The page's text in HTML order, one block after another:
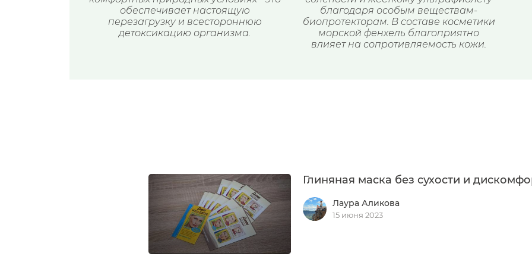
обеспечивает настоящую
перезагрузку и всестороннюю
детоксикацию организма.
благодаря особым веществам-
биопротекторам. В составе косметики
морской фенхель благоприятно
влияет на сопротивляемость кожи.
Глиняная маска без сухости и
Лаура Аликова
15 июня 2023